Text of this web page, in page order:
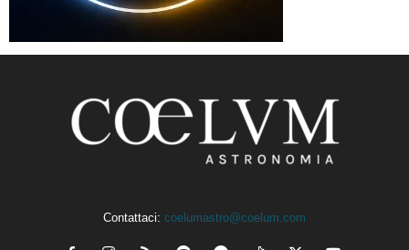
Contattaci: coelumastro@coelum.com